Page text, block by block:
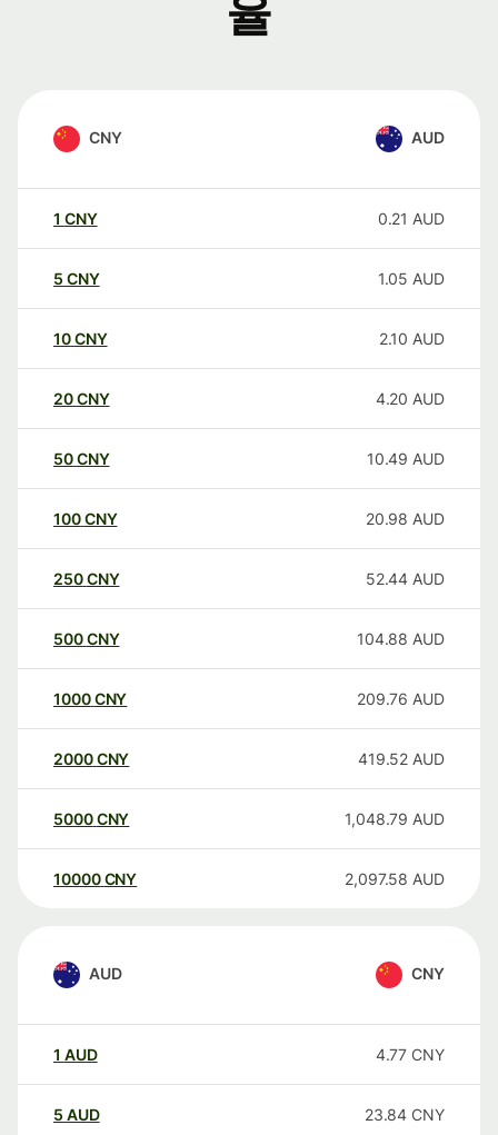
율
CNY AUD
1 CNY 0.21 AUD
5 CNY 1.05 AUD
10CNY 2.10 AUD
20CNY 4.20 AUD
50CNY 10.49 AUD
100CNY 20.98 AUD
250CNY 52.44 AUD
500CNY 104.88 AUD
1000CNY 209.76 AUD
2000CNY 419.52 AUD
5000CNY 1,048.79 AUD
10000 CNY 2,097.58 AUD
AUD CNY
1 AUD 4.77 CNY
5 AUD 23.84 CNY